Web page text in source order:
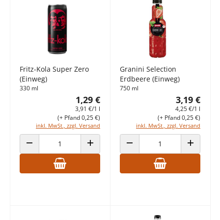
Fritz-Kola Super Zero
(Einweg)
330 ml
1,29 €
3,91 €/1 l
inkl. MwSt., zzgl. Versand
(+ Pfand 0,25 €)
ANZAHL VERRINGERN ANZAHL ERHÖHEN
Granini Selection
Erdbeere (Einweg)
750 ml
3,19 €
4,25 €/1 l
inkl. MwSt., zzgl. Versand
(+ Pfand 0,25 €)
ANZAHL VERRINGERN ANZAHL